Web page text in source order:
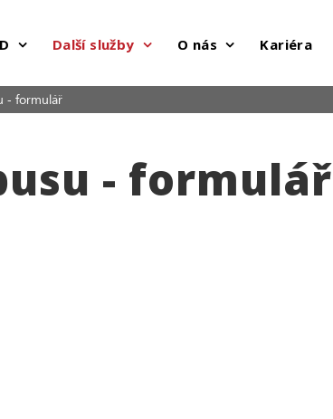
Další služby O nás Kariéra
- formulář
- formulář